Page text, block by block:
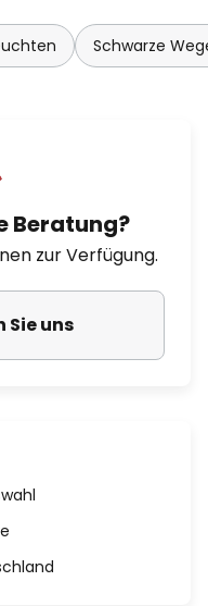
Schwarze
Beratung?
zur Verfügung.
uns